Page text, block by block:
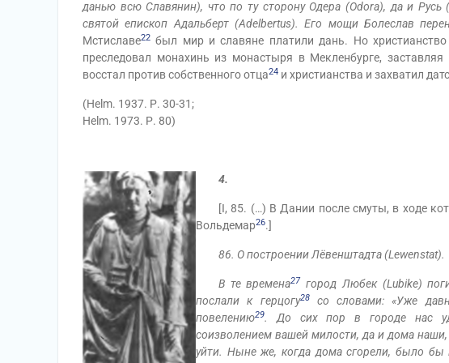
данью всю Славянин), что по ту сторону Одера (Odora), да и Русь
святой епископ Адальберт (Adelbertus). Его мощи Болеслав
Мстиславе22 был мир и славяне платили дань. Но
преследовал монахинь из монастыря в Мекленбурге,
восстал против собственного отца24 и христианства и захватил
(Helm. 1937. Р. 30-31;
Helm. 1973. Р. 80)
4.
[I, 85. (…) В Дании после смуты, в ходе
Вольдемар26.]
86. О построении Лёвенштадта (Lewenstat).
В те времена27 город Любек (Lubike)
послали к герцогу28со словами: «Уже
повелению29. До сих пор в городе нас
соизволением вашей милости, да и дома
уйти. Ныне же, когда дома сгорели, было бы